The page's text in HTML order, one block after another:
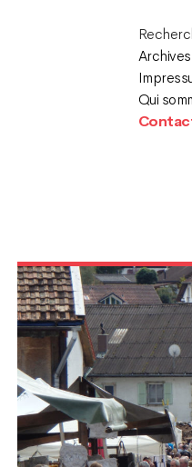
Archives
Qui